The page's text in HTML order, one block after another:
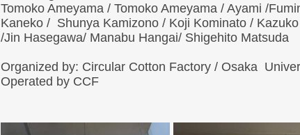
Tomoko Ameyama / Tomoko Ameyama / Ayami /
Kaneko /  Shunya Kamizono / Koji Kominato /
/Jin Hasegawa/ Manabu Hangai/ Shigehito Matsuda
Organized by: Circular Cotton Factory / Osaka
Operated by CCF